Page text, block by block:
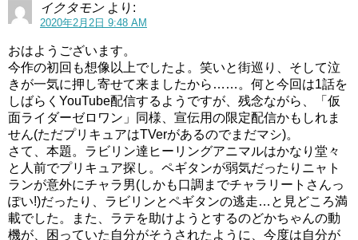
なくてもいいということかなー。
ちょっと寂しい気もしますが(^^;
関連記事 ヒーリングっどプリキュア(ヒープリ)第30話感想ネタバレシンドイーネさんが進化!?
関連記事 ヒーリングっどプリキュア(ヒープリ)第40話感想ネタバレ キンググアイワル誕生！
イクタモン より:
2020年2月2日 9:48 AM
おはようございます。
今作の初回も想像以上でしたよ。笑いと街巡り、そして泣
きが一気に押し寄せて来ましたから……。何と今回は1話を
しばらくYouTube配信するようですが、残念ながら、「仮
面ライダーゼロワン」同様、宣伝用の限定配信かもしれま
せん(ただプリキュアはTVerがあるのでまだマシ)。
さて、本題。ラビリン達ヒーリングアニマルはかなり堂々
と人前でプリキュア探し。ペギタンが弱気だったりニャト
ランが意外にチャラ男(しかも口調までチャラリートさんっ
ぽい!)だったり、ラビリンとペギタンの逃走…と見どころ満
載でした。また、ラテを助けようとするのどかちゃんの動
機が、困っていた自分がそうされたように、今度は自分が